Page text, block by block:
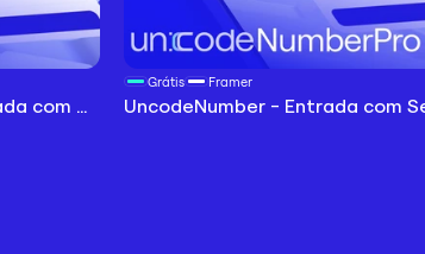
UncodeHubspot Pro - Integração Ilimitada com HubSpot e UTMs
Grátis Framer